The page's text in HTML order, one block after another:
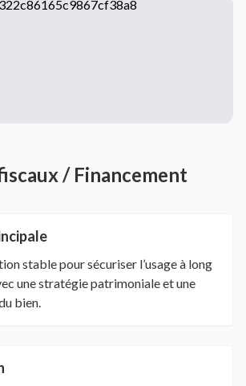
/ Financement
stable pour sécuriser l’usage à long
une stratégie patrimoniale et une
bien.